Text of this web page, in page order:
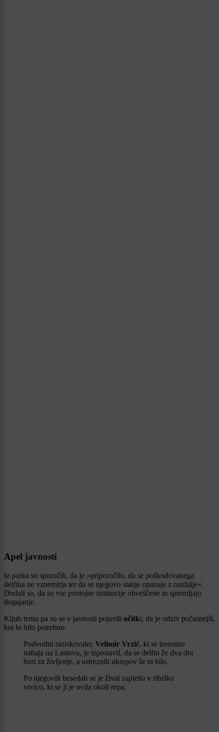
Apel javnosti
Iz parka so sporočili, da je »priporočilo, da se poškodovanega
delfina ne vznemirja ter da se njegovo stanje opazuje z razdalje«.
Dodali so, da so vse pristojne institucije obveščene in spremljajo
dogajanje.
Kljub temu pa so se v javnosti pojavili očitki, da je odziv počasnejši,
kot bi bilo potrebno.
Podvodni raziskovalec Velimir Vrzić, ki se trenutno
nahaja na Lastovu, je izpostavil, da se delfin že dva dni
bori za življenje, a ustreznih ukrepov še ni bilo.
Po njegovih besedah se je žival zapletla v ribiško
vrvico, ki se ji je ovila okoli repa.